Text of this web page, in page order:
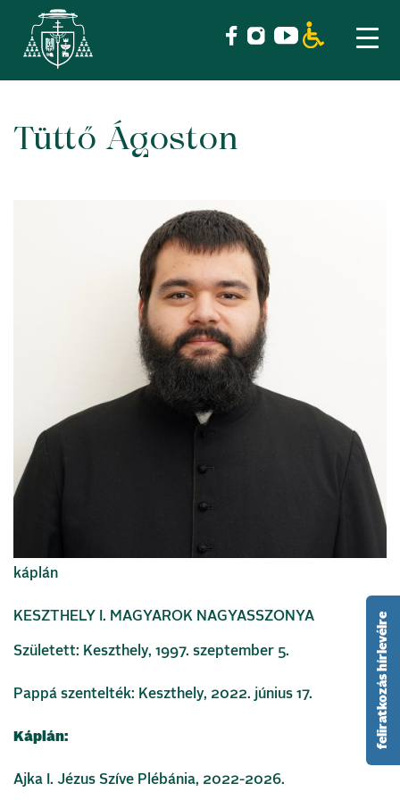
SkipTüttő Ágoston
káplán
KESZTHELY I. MAGYAROK NAGYASSZONYA
Született: Keszthely, 1997. szeptember 5.
Pappá szentelték: Keszthely, 2022. június 17.
Káplán:
Ajka I. Jézus Szíve Plébánia, 2022-2026.
feliratkozás hírlevélre